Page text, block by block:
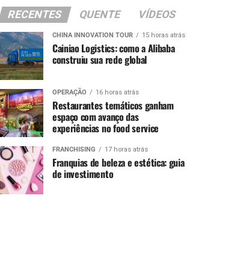
RECENTES QUENTE VÍDEOS
CHINA INNOVATION TOUR 15 horas atrás
Cainiao Logistics: como a Alibaba
construiu sua rede global
OPERAÇÃO 16 horas atrás
Restaurantes temáticos ganham
espaço com avanço das
experiências no food service
FRANCHISING 17 horas atrás
Franquias de beleza e estética: guia
de investimento